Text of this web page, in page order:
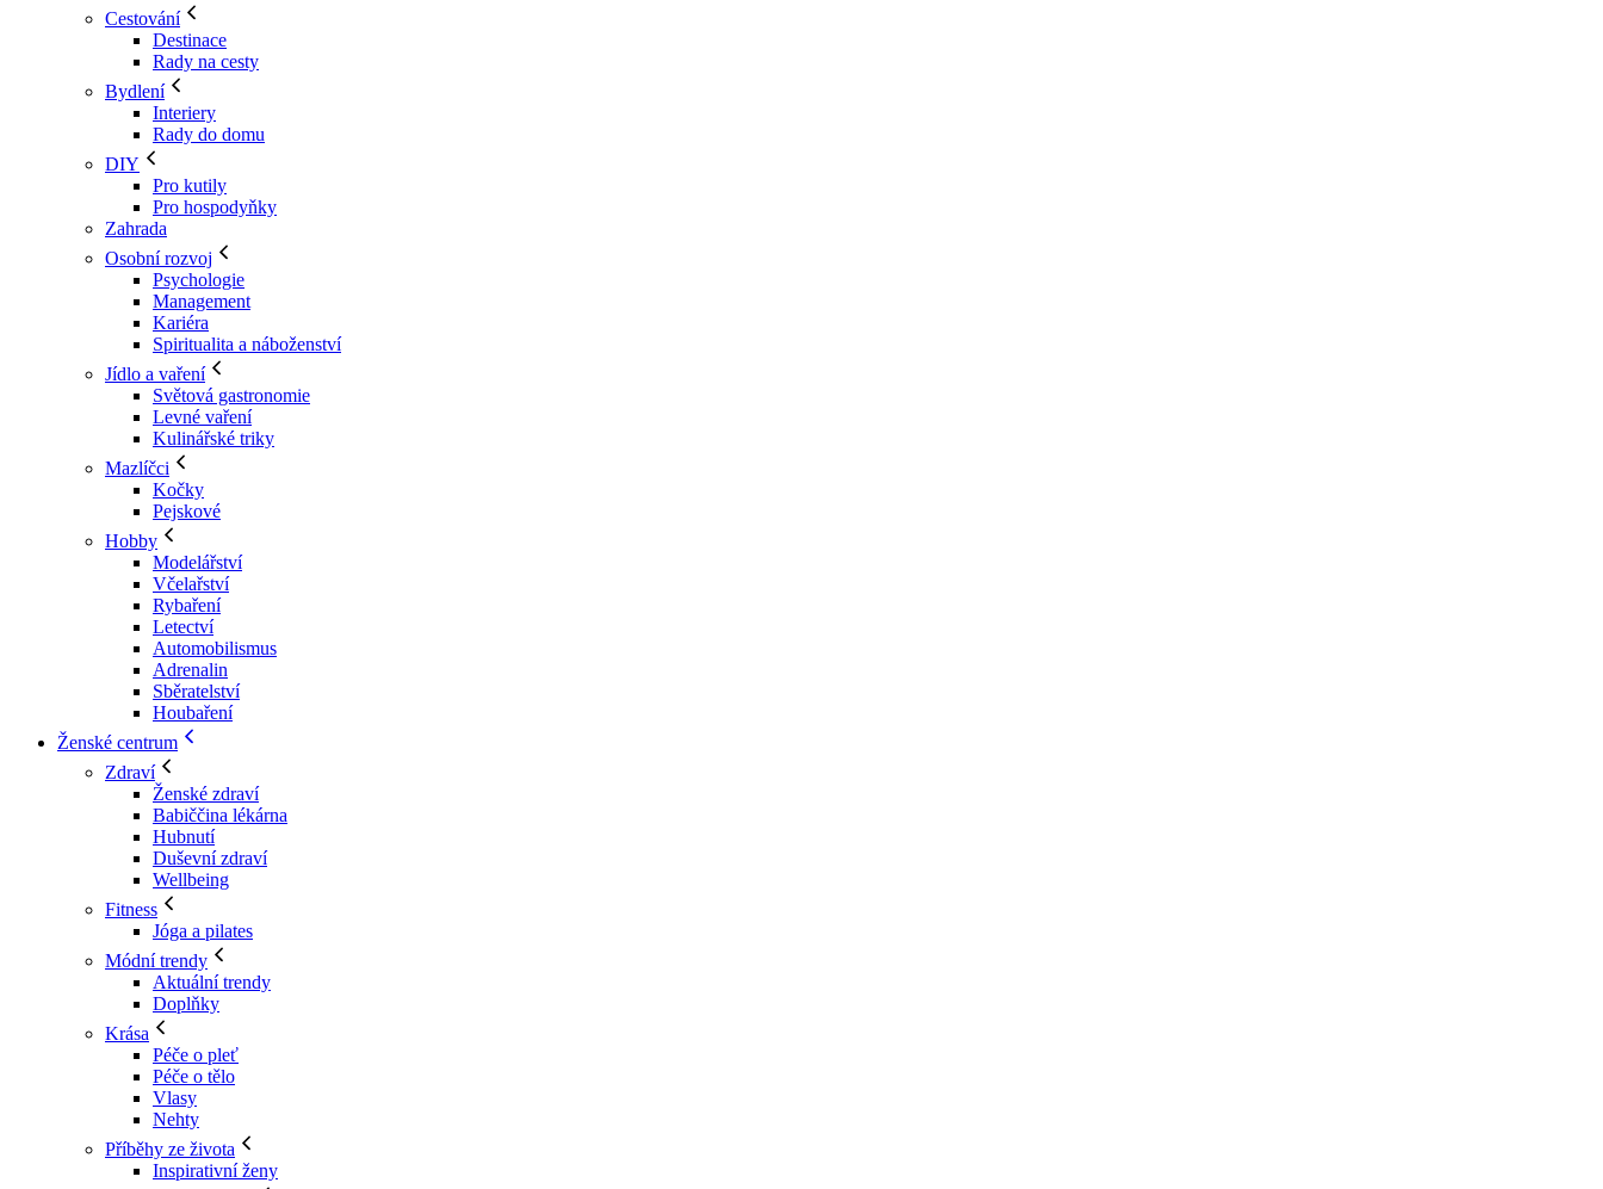
Cestování
Destinace
Rady na cesty
Bydlení
Interiery
Rady do domu
DIY
Pro kutily
Pro hospodyňky
Zahrada
Osobní rozvoj
Psychologie
Management
Kariéra
Spiritualita a náboženství
Jídlo a vaření
Světová gastronomie
Levné vaření
Kulinářské triky
Mazlíčci
Kočky
Pejskové
Hobby
Modelářství
Včelařství
Rybaření
Letectví
Automobilismus
Adrenalin
Sběratelství
Houbaření
Ženské centrum
Zdraví
Ženské zdraví
Babiččina lékárna
Hubnutí
Duševní zdraví
Wellbeing
Fitness
Jóga a pilates
Módní trendy
Aktuální trendy
Doplňky
Krása
Péče o pleť
Péče o tělo
Vlasy
Nehty
Příběhy ze života
Inspirativní ženy